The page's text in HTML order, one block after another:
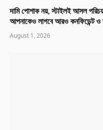
দামি পোশাক নয়, স্টাইলই আসল
আপনাকেও লাগবে আরও কনফিডেন্ট ও
August 1, 2026